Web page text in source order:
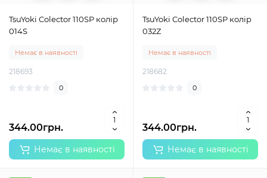
TsuYoki Colector 110SP колір
014S
Немає в наявності
218693
0
344.00грн.
Немає в наявності
TsuYoki Colector 110SP колір
032Z
Немає в наявності
218682
0
344.00грн.
Немає в наявності